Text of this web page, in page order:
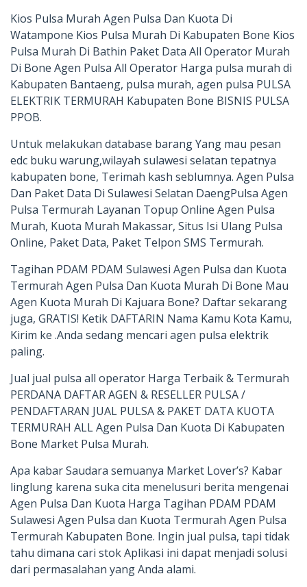
Kios Pulsa Murah Agen Pulsa Dan Kuota Di
Watampone Kios Pulsa Murah Di Kabupaten Bone Kios
Pulsa Murah Di Bathin Paket Data All Operator Murah
Di Bone Agen Pulsa All Operator Harga pulsa murah di
Kabupaten Bantaeng, pulsa murah, agen pulsa PULSA
ELEKTRIK TERMURAH Kabupaten Bone BISNIS PULSA
PPOB.
Untuk melakukan database barang Yang mau pesan
edc buku warung,wilayah sulawesi selatan tepatnya
kabupaten bone, Terimah kash seblumnya. Agen Pulsa
Dan Paket Data Di Sulawesi Selatan DaengPulsa Agen
Pulsa Termurah Layanan Topup Online Agen Pulsa
Murah, Kuota Murah Makassar, Situs Isi Ulang Pulsa
Online, Paket Data, Paket Telpon SMS Termurah.
Tagihan PDAM PDAM Sulawesi Agen Pulsa dan Kuota
Termurah Agen Pulsa Dan Kuota Murah Di Bone Mau
Agen Kuota Murah Di Kajuara Bone? Daftar sekarang
juga, GRATIS! Ketik DAFTARIN Nama Kamu Kota Kamu,
Kirim ke .Anda sedang mencari agen pulsa elektrik
paling.
Jual jual pulsa all operator Harga Terbaik & Termurah
PERDANA DAFTAR AGEN & RESELLER PULSA /
PENDAFTARAN JUAL PULSA & PAKET DATA KUOTA
TERMURAH ALL Agen Pulsa Dan Kuota Di Kabupaten
Bone Market Pulsa Murah.
Apa kabar Saudara semuanya Market Lover’s? Kabar
linglung karena suka cita menelusuri berita mengenai
Agen Pulsa Dan Kuota Harga Tagihan PDAM PDAM
Sulawesi Agen Pulsa dan Kuota Termurah Agen Pulsa
Termurah Kabupaten Bone. Ingin jual pulsa, tapi tidak
tahu dimana cari stok Aplikasi ini dapat menjadi solusi
dari permasalahan yang Anda alami.